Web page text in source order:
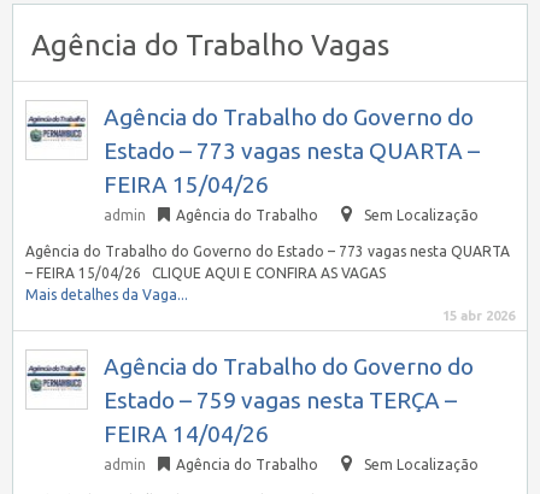
Agência do Trabalho Vagas
Agência do Trabalho do Governo do
Estado – 773 vagas nesta QUARTA –
FEIRA 15/04/26
admin Agência do Trabalho Sem Localização
Agência do Trabalho do Governo do Estado – 773 vagas nesta QUARTA
– FEIRA 15/04/26 CLIQUE AQUI E CONFIRA AS VAGAS
Mais detalhes da Vaga...
15 abr 2026
Agência do Trabalho do Governo do
Estado – 759 vagas nesta TERÇA –
FEIRA 14/04/26
admin Agência do Trabalho Sem Localização